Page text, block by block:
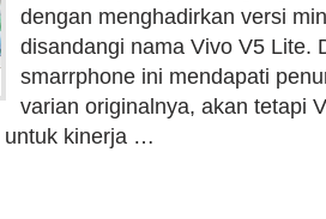
dengan menghadirkan versi
disandangi nama Vivo V5 Lite.
smarrphone ini mendapati
varian originalnya, akan tetapi
untuk kinerja …